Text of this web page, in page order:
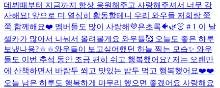
데뷔때부터 지금까지 항상 응원해주고 사랑해주셔서 너무 감
사해요! 앞으로 더 열심히 활동할테니 우리 와우들 저희랑 쭉
쭉 함께해요❤️ 멤버들도 많이 사랑해💜욘초록🐠🌿👗 # 1 이 날
셀카가 많아서 나눠서 올려볼게요 와우들🥰 오늘도 좋은 하루
보냈나용?ㅎㅎ와우들이 보고싶어했던 하늘 찍는 모습✨ 와우
들도 이번 추석 동안 조금 편히 쉬고 행복했어요? 저는 오랜만
에 산책하면서 바람두 쐬고 맛있는 밥두 먹고 행복했어요❤️❤️
오늘 남은 하루도 행복하게 마무리 했으면 좋겠어요 사랑해요